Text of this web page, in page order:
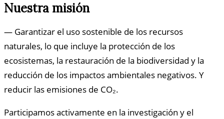
Nuestra misión
— Garantizar el uso sostenible de los recursos
naturales, lo que incluye la protección de los
ecosistemas, la restauración de la biodiversidad y la
reducción de los impactos ambientales negativos. Y
reducir las emisiones de CO₂.
Participamos activamente en la investigación y el